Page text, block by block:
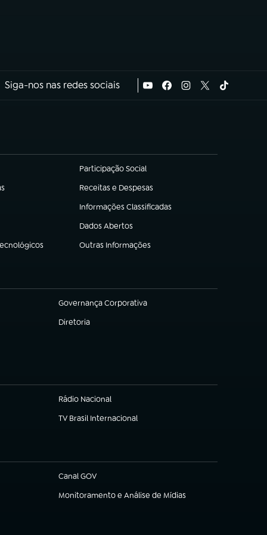
Siga-nos nas redes sociais
Participação Social
(abre em nova aba)
Receitas e Despesas
(abre em nova aba)
Informações Classificadas
(abre em nova aba)
Dados Abertos
(abre em nova aba)
Outras Informações
(abre em nova aba)
Governança Corporativa
(abre em nova aba)
Diretoria
(abre em nova aba)
Rádio Nacional
TV Brasil Internacional
(abre em nova aba)
Canal GOV
(abre em nova aba)
Monitoramento e Análise de Mídias
(abre em nova aba)